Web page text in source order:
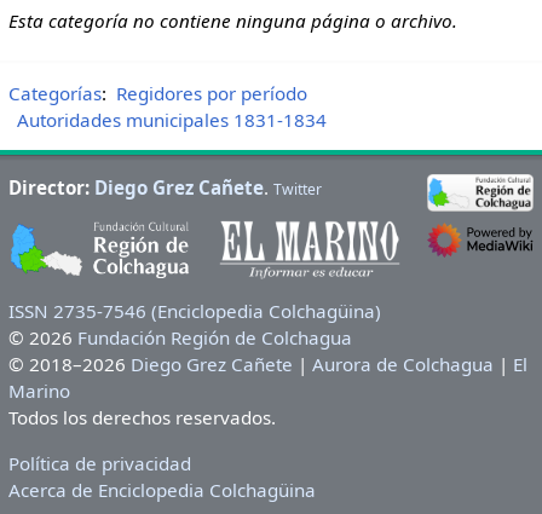
Esta categoría no contiene ninguna página o archivo.
Categorías: Regidores por período
Autoridades municipales 1831-1834
Director: Diego Grez Cañete. Twitter
ISSN 2735-7546 (Enciclopedia Colchagüina)
© 2026 Fundación Región de Colchagua
© 2018–2026 Diego Grez Cañete | Aurora de Colchagua | El
Marino
Todos los derechos reservados.
Política de privacidad
Acerca de Enciclopedia Colchagüina